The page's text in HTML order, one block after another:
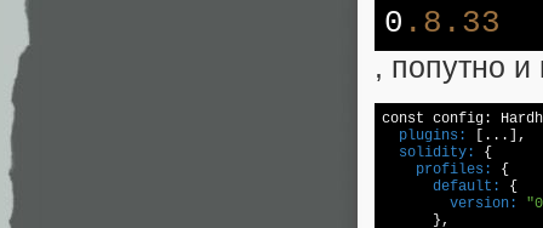
0 .8 .33
, попутно
  plugins:
  solidity:
    profiles:
      default:
        version: